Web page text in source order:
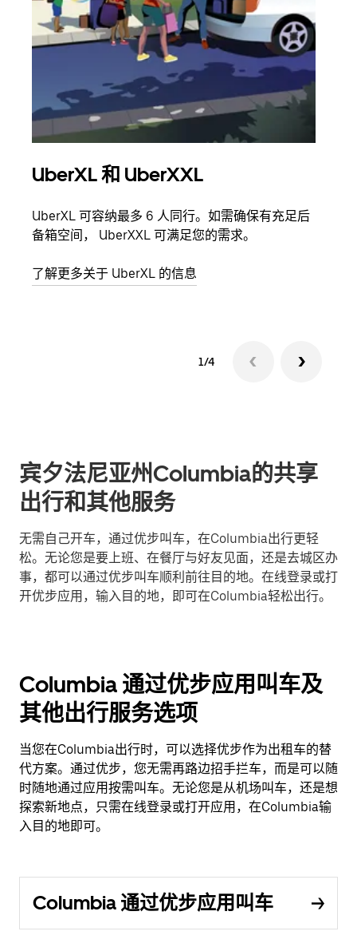
UberXL 和 UberXXL
UberXL 可容纳最多 6 人同行。如需确保有充足后
备箱空间， UberXXL 可满足您的需求。
了解更多关于 UberXL 的信息
1/4
宾夕法尼亚州Columbia的共享
出行和其他服务
无需自己开车，通过优步叫车，在Columbia出行更轻
松。无论您是要上班、在餐厅与好友见面，还是去城区办
事，都可以通过优步叫车顺利前往目的地。在线登录或打
开优步应用，输入目的地，即可在Columbia轻松出行。
Columbia 通过优步应用叫车及
其他出行服务选项
当您在Columbia出行时，可以选择优步作为出租车的替
代方案。通过优步，您无需再路边招手拦车，而是可以随
时随地通过应用按需叫车。无论您是从机场叫车，还是想
探索新地点，只需在线登录或打开应用，在Columbia输
入目的地即可。
Columbia 通过优步应用叫车